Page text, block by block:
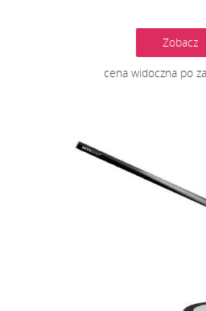
Zobacz
cena widoczna po